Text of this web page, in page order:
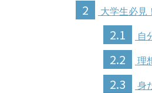
2 大学生必見
2.1 自
2.2 理
2.3 身